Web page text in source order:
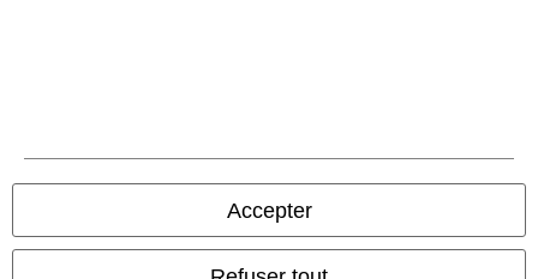
Accepter
Tous nos prix sont T.T.C. Cependant, ils ne comprennent pasles frais